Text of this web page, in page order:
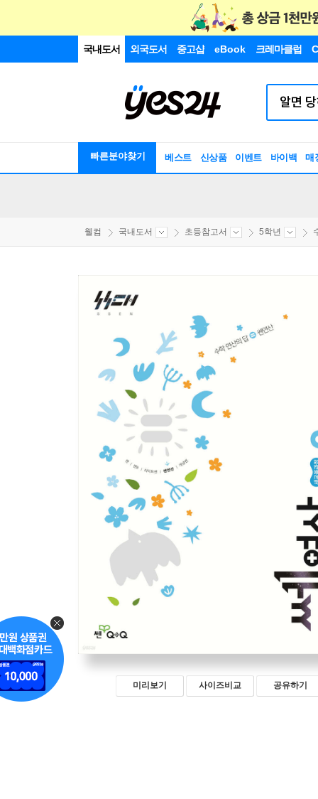
국내도서 외국도서 중고샵 eBook 크레마클럽
빠른분야찾기 베스트 신상품 이벤트 바이백 매
웰컴 국내도서 초등참고서 5학년
미리보기 사이즈비교 공유하기